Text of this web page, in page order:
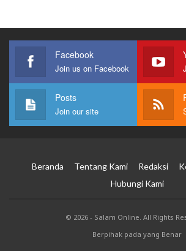
Facebook
Join us on Facebook
Posts
Join our site
Beranda Tentang Kami Redaksi
Hubungi Kami
© 2026 - Salam Online. All Rights
Berpihak pada yang Benar